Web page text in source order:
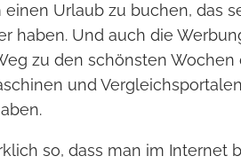
einen Urlaub zu buchen, das
haben. Und auch die
zu den schönsten
und
so, dass man im Internet